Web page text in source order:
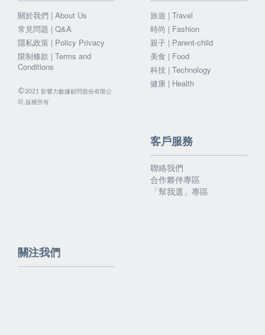
關於我們 | About Us
常見問題 | Q&A
隱私政策 | Policy Privacy
限制條款 | Terms and
Conditions
©2021 影響力數據顧問股份有限公
司.版權所有
旅遊 | Travel
時尚 | Fashion
親子 | Parent-child
美食 | Food
科技 | Technology
健康 | Health
客戶服務
聯絡我們
合作夥伴專區
「幫我選」專區
關注我們